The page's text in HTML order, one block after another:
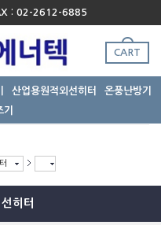
: 02-2612-6885
CART
산업용원적외선히터
온풍난방기
히터